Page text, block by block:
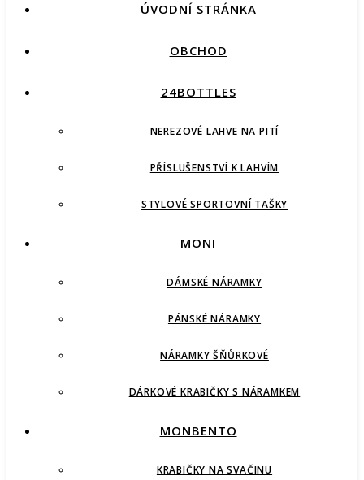
ÚVODNÍ STRÁNKA
OBCHOD
24BOTTLES
NEREZOVÉ LAHVE NA PITÍ
PŘÍSLUŠENSTVÍ K LAHVÍM
STYLOVÉ SPORTOVNÍ TAŠKY
MONI
DÁMSKÉ NÁRAMKY
PÁNSKÉ NÁRAMKY
NÁRAMKY ŠŇŮRKOVÉ
DÁRKOVÉ KRABIČKY S NÁRAMKEM
MONBENTO
KRABIČKY NA SVAČINU